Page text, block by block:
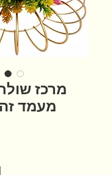
מרכז
מעמד